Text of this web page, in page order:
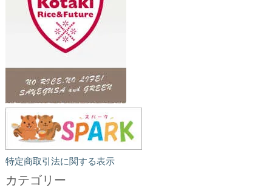
特定商取引法に関する表示
カテゴリー